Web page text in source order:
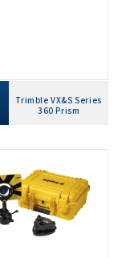
Trimble VX&S Series
360 Prism